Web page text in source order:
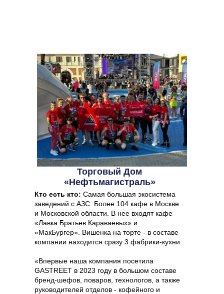
Кто есть кто: Самая большая экосистема
заведений с АЗС. Более 104 кафе в Москве
и Московской области. В нее входят кафе
«Лавка Братьев Караваевых»‎ и
«‎МакБургер»‎. Вишенка на торте - в составе
компании находится сразу 3 фабрики-кухни.
«‎Впервые наша компания посетила
GASTREET в 2023 году в большом составе
бренд-шефов, поваров, технологов, а также
руководителей отделов - кофейного и
Торговый Дом
«‎Нефтьмагистраль»‎